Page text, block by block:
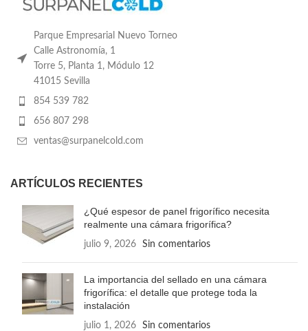
Parque Empresarial Nuevo Torneo
Calle Astronomía, 1
Torre 5, Planta 1, Módulo 12
41015 Sevilla
854 539 782
656 807 298
ventas@surpanelcold.com
ARTÍCULOS RECIENTES
¿Qué espesor de panel frigorífico necesita
realmente una cámara frigorífica?
julio 9, 2026 Sin comentarios
La importancia del sellado en una cámara
frigorífica: el detalle que protege toda la
instalación
julio 1, 2026 Sin comentarios